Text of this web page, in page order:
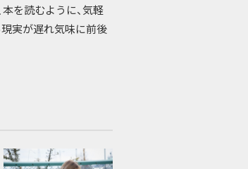
を読むように、気軽
実が遅れ気味に前後